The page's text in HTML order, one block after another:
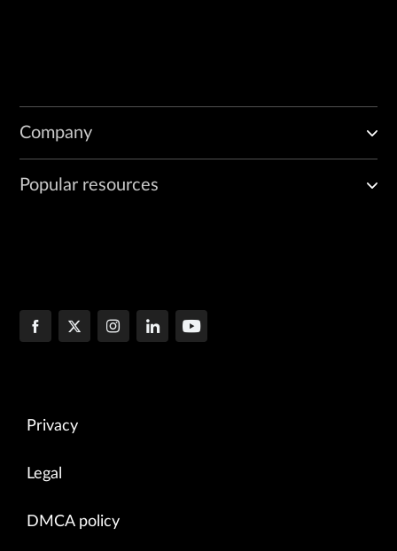
Company
Popular resources
Privacy
Legal
DMCA policy